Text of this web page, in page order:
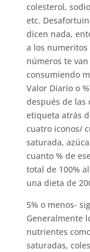
colesterol,
etc.
dicen nada,
a los numeritos
números te
consumiendo
Valor Diario o
después de las
etiqueta atrás
cuatro iconos/
saturada,
cuanto % de
total de 100%
una dieta de
5% o menos-
Generalmente
nutrientes
saturadas,